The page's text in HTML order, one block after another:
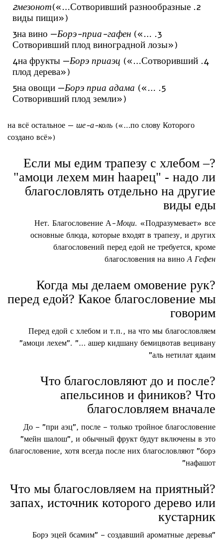
2мезонот(«…Сотворивший разнообразные
виды пищи»)
3на вино —Борэ-приа-гафен («…
Сотворивший плод виноградной лозы»)
4на фрукты —Борэ приаэц («…Сотворивший
плод дерева»)
5на овощи —Борэ приа адама («…
Сотворивший плод земли»)
на всё остальное — ше-а-коль («…по слову Которого
создано всё»)
?Если мы едим трапезу с хлебом –
"амоци лехем мин hаарец" - надо ли
благословлять отдельно на другие
виды еды
Нет. Благословение А-Моци. «Подразумевает» все
основные блюда, которые входят в трапезу, и других
благословений перед едой не требуется, кроме
благословения на виноА Гефен
?Когда мы делаем омовение рук
перед едой? Какое благословение мы
говорим
Перед едой с хлебом и т.п., на что мы благословляем
"амоци лехем". "… ашер кидшану бемицвотав вецивану
аль нетилат ядаим"
?Что благословляют до и после
апельсинов и фиников? Что
благословляем вначале
До – "при аэц", после – только тройное благословение
"мейн шалош", и обычный фрукт будут включены в это
благословение, хотя всегда после них благословляют "борэ
нафашот"
?Что мы благословляем на приятный
запах, источник которого дерево или
кустарник
"Борэ эцей бсамим" – создавший ароматные деревья